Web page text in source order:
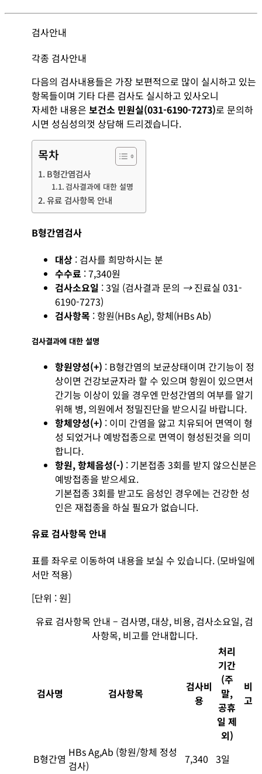
검사안내
각종 검사안내
다음의 검사내용들은 가장 보편적으로 많이 실시하고 있는
항목들이며 기타 다른 검사도 실시하고 있사오니
자세한 내용은 보건소 민원실(031-6190-7273)로 문의하
시면 성심성의껏 상담해 드리겠습니다.
목차
B형간염검사
검사결과에 대한 설명
유료 검사항목 안내
B형간염검사
대상 : 검사를 희망하시는 분
수수료 : 7,340원
검사소요일 : 3일 (검사결과 문의 →진료실 031-
6190-7273)
검사항목 : 항원(HBs Ag), 항체(HBs Ab)
검사결과에 대한 설명
항원양성(+) : B형간염의 보균상태이며 간기능이 정
상이면 건강보균자라 할 수 있으며 항원이 있으면서
간기능 이상이 있을 경우엔 만성간염의 여부를 알기
위해 병, 의원에서 정밀진단을 받으시길 바랍니다.
항체양성(+) : 이미 간염을 앓고 치유되어 면역이 형
성 되었거나 예방접종으로 면역이 형성된것을 의미
합니다.
항원, 항체음성(-) : 기본접종 3회를 받지 않으신분은
예방접종을 받으세요.
기본접종 3회를 받고도 음성인 경우에는 건강한 성
인은 재접종을 하실 필요가 없습니다.
유료 검사항목 안내
표를 좌우로 이동하여 내용을 보실 수 있습니다. (모바일에
서만 적용)
[단위 : 원]
유료 검사항목 안내 – 검사명, 대상, 비용, 검사소요일, 검
사항목, 비고를 안내합니다.
검사명 검사항목
검사비
용
처리
기간
(주
말,
공휴
일 제
외)
비
고
B형간염 HBs Ag,Ab (항원/항체 정성
검사)
7,340 3일